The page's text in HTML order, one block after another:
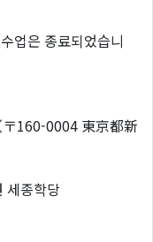
업은 종료되었습니
〒160-0004 東京都新
세종학당